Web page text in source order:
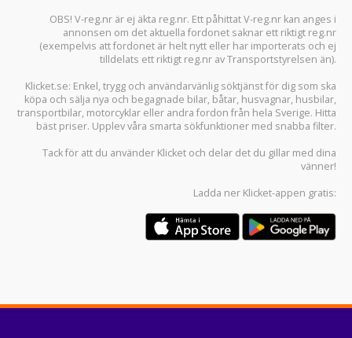
OBS! V-reg.nr är ej äkta reg.nr. Ett påhittat V-reg.nr kan anges i
annonsen om det aktuella fordonet saknar ett riktigt reg.nr
(exempelvis att fordonet är helt nytt eller har importerats och ej
tilldelats ett riktigt reg.nr av Transportstyrelsen än).
Klicket.se: Enkel, trygg och användarvänlig söktjänst för dig som ska
köpa och sälja nya och begagnade bilar, båtar, husvagnar, husbilar,
transportbilar, motorcyklar eller andra fordon från hela Sverige. Hitta
bäst priser. Upplev våra smarta sökfunktioner med snabba filter.
Tack för att du använder Klicket och delar det du gillar med dina
vänner!
Ladda ner Klicket-appen gratis: